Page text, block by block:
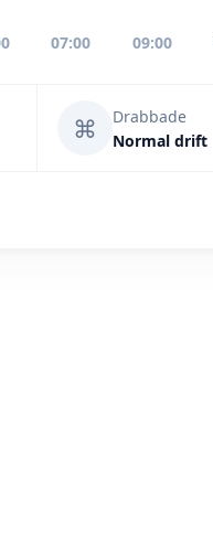
07:00 09:00
⌘
Drabbade
Normal drift